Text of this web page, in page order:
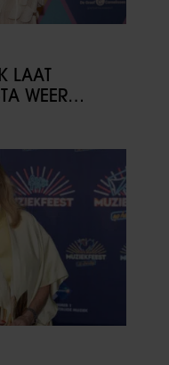
LAAT
WEER